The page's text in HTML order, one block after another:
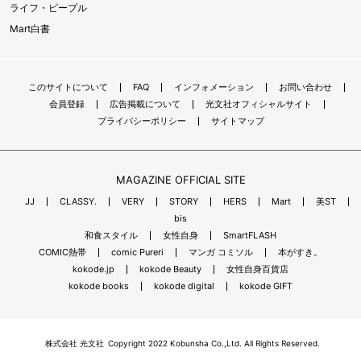
ライフ・ピープル
Mart白書
このサイトについて FAQ インフォメーション
お問い合わせ
会員登録
広告掲載について
光文社オフィシャルサイト
プライバシーポリシー
サイトマップ
MAGAZINE OFFICIAL SITE
JJ CLASSY. VERY STORY HERS Mart
美ST
bis
和食スタイル
女性自身
SmartFLASH
COMIC熱帯
comic Pureri マンガ コミソル
本がすき。
kokode.jp
kokode Beauty
女性自身百貨店
kokode books
kokode digital kokode GIFT
株式会社 光文社 Copyright 2022 Kobunsha Co.,Ltd. All Rights Reserved.